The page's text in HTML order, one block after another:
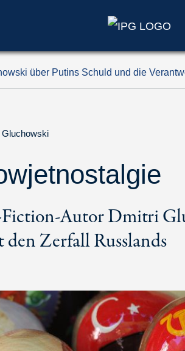
über Putins Schuld und die
Gluchowski
Fiction-Autor Dmitri
Zerfall Russlands